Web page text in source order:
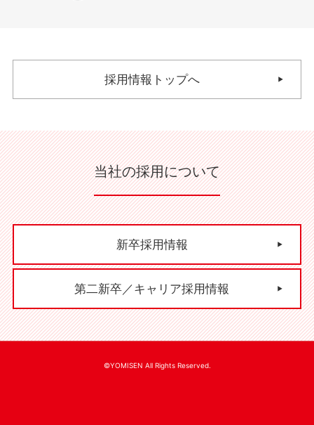
採用情報トップへ
当社の採用について
新卒採用情報
第二新卒／キャリア採用情報
©YOMISEN All Rights Reserved.